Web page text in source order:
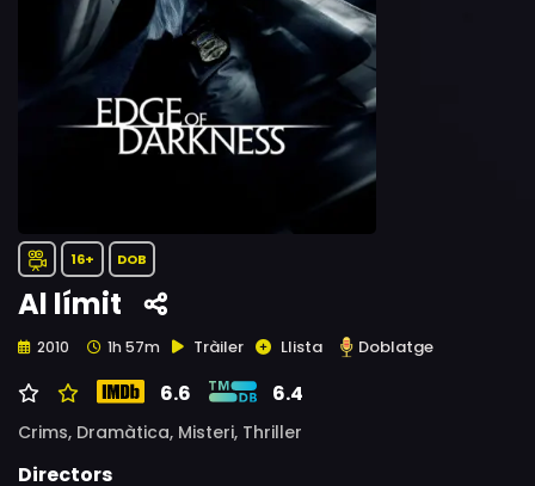
16+ DOB
Al límit
2010 1h 57m Tràiler Llista Doblatge
6.6 6.4
Crims, Dramàtica, Misteri, Thriller
Directors